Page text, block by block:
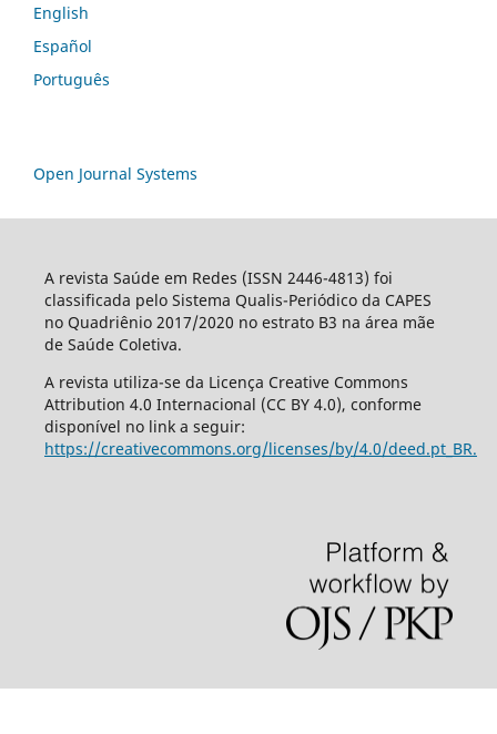
English
Español
Português
Open Journal Systems
A revista Saúde em Redes (ISSN 2446-4813) foi
classificada pelo Sistema Qualis-Periódico da CAPES
no Quadriênio 2017/2020 no estrato B3 na área mãe
de Saúde Coletiva.
A revista utiliza-se da Licença Creative Commons
Attribution 4.0 Internacional (CC BY 4.0), conforme
disponível no link a seguir:
https://creativecommons.org/licenses/by/4.0/deed.pt_BR.